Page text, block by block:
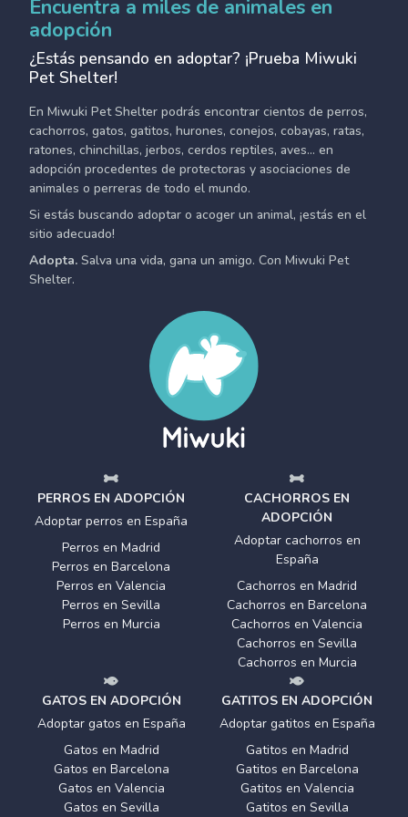
Encuentra a miles de animales en
adopción
¿Estás pensando en adoptar? ¡Prueba Miwuki
Pet Shelter!
En Miwuki Pet Shelter podrás encontrar cientos de perros,
cachorros, gatos, gatitos, hurones, conejos, cobayas, ratas,
ratones, chinchillas, jerbos, cerdos reptiles, aves... en
adopción procedentes de protectoras y asociaciones de
animales o perreras de todo el mundo.
Si estás buscando adoptar o acoger un animal, ¡estás en el
sitio adecuado!
Adopta. Salva una vida, gana un amigo. Con Miwuki Pet
Shelter.
PERROS EN ADOPCIÓN
Adoptar perros en España
Perros en Madrid
Perros en Barcelona
Perros en Valencia
Perros en Sevilla
Perros en Murcia
CACHORROS EN
ADOPCIÓN
Adoptar cachorros en
España
Cachorros en Madrid
Cachorros en Barcelona
Cachorros en Valencia
Cachorros en Sevilla
Cachorros en Murcia
GATOS EN ADOPCIÓN
Adoptar gatos en España
Gatos en Madrid
Gatos en Barcelona
Gatos en Valencia
Gatos en Sevilla
GATITOS EN ADOPCIÓN
Adoptar gatitos en España
Gatitos en Madrid
Gatitos en Barcelona
Gatitos en Valencia
Gatitos en Sevilla